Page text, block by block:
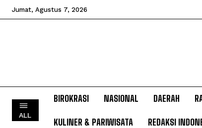
Jumat, Agustus 7, 2026
ALL
BIROKRASI NASIONAL DAERAH
KULINER & PARIWISATA REDAKSI